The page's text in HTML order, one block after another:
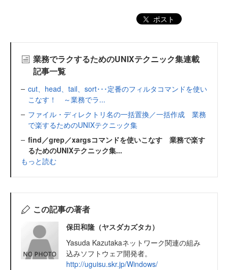
ポスト
業務でラクするためのUNIXテクニック集連載
記事一覧
cut、head、tail、sort･･･定番のフィルタコマンドを使い
こなす！ ～業務でラ...
ファイル・ディレクトリ名の一括置換／一括作成 業務
で楽するためのUNIXテクニック集
find／grep／xargsコマンドを使いこなす 業務で楽す
るためのUNIXテクニック集...
もっと読む
この記事の著者
保田和隆（ヤスダカズタカ）
Yasuda Kazutakaネットワーク関連の組み
込みソフトウェア開発者。
http://uguisu.skr.jp/Windows/